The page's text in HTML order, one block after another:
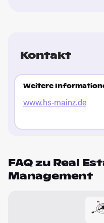
Kontakt
Weitere
www.hs-mainz.de
FAQ zu Real
Management